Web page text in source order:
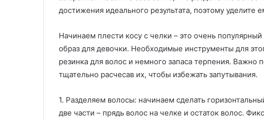
достижения идеального результата, поэтому уделите
Начинаем плести косу с челки – это очень
образ для девочки. Необходимые инструменты для
резинка для волос и немного запаса терпения. Важно
тщательно расчесав их, чтобы избежать запутывания.
1. Разделяем волосы: начинаем сделать
две части – прядь волос на челке и остаток волос.